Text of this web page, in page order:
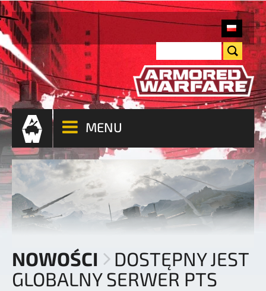
MENU
NOWOŚCI
DOSTĘPNY JEST
GLOBALNY SERWER PTS